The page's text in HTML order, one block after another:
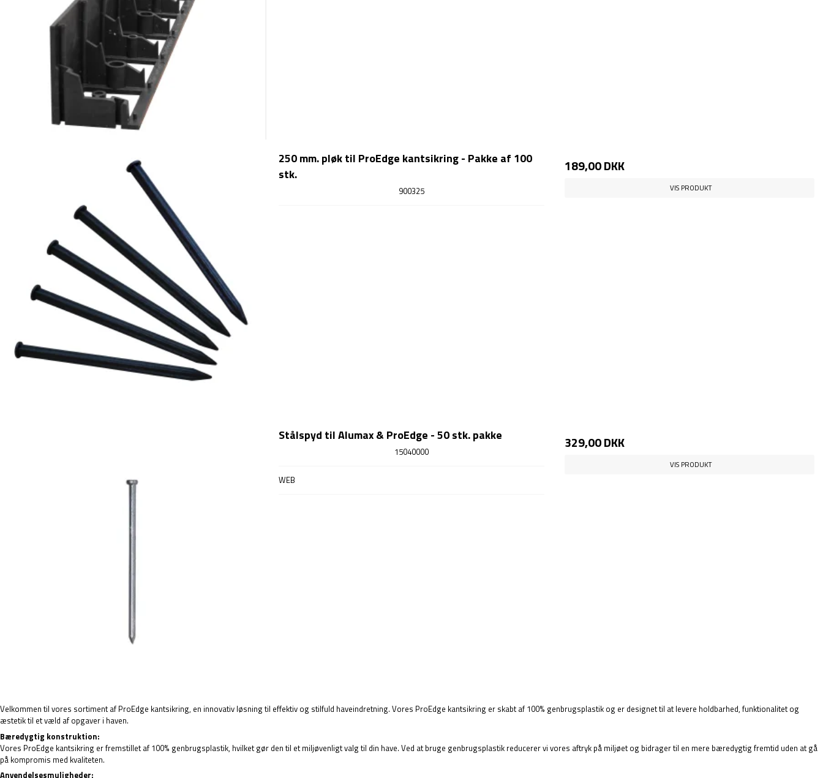
250 mm. pløk til ProEdge kantsikring - Pakke af 100
stk.
900325
189,00 DKK
VIS PRODUKT
Stålspyd til Alumax & ProEdge - 50 stk. pakke
15040000
WEB
329,00 DKK
VIS PRODUKT
Velkommen til vores sortiment af ProEdge kantsikring, en innovativ løsning til effektiv og stilfuld haveindretning. Vores ProEdge kantsikring er skabt af 100% genbrugsplastik og er designet til at levere holdbarhed, funktionalitet og
æstetik til et væld af opgaver i haven.
Bæredygtig konstruktion:
Vores ProEdge kantsikring er fremstillet af 100% genbrugsplastik, hvilket gør den til et miljøvenligt valg til din have. Ved at bruge genbrugsplastik reducerer vi vores aftryk på miljøet og bidrager til en mere bæredygtig fremtid uden at gå
på kompromis med kvaliteten.
Anvendelsesmuligheder: